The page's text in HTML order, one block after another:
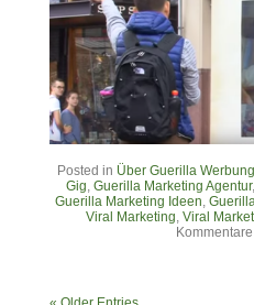
Posted in Über Guerilla Werbung
Gig Guerilla Marketing Agentur,
Guerilla Marketing Ideen
Viral Marketing Viral